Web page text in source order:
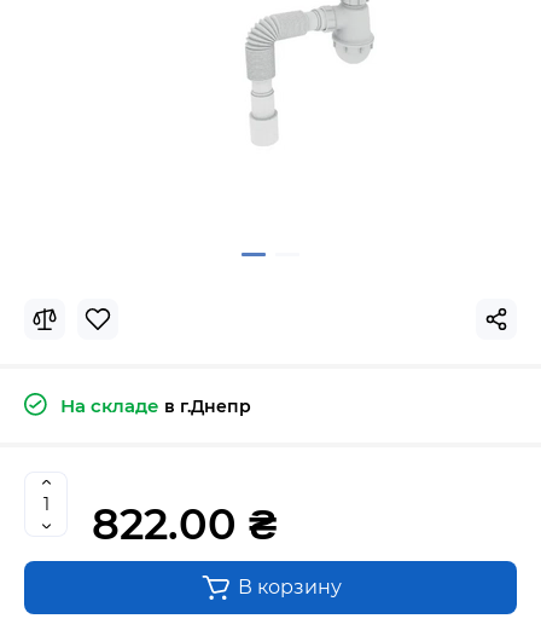
На складе в г.Днепр
822.00 ₴
В корзину